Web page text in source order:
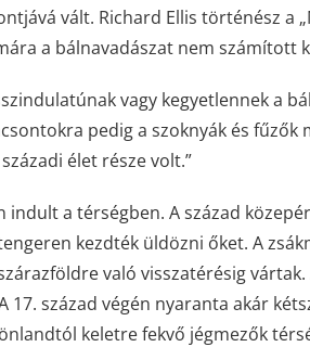
vált. Richard Ellis történész a
a bálnavadászat nem számított
vagy kegyetlennek a
pedig a szoknyák és
élet része volt.”
indult a térségben. A század
kezdték üldözni őket. A
való visszatérésig
század végén nyaranta akár
keletre fekvő jégmezők